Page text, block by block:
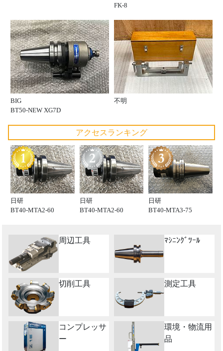
FK-8
BIG
BT50-NEW XG7D
不明
アクセスランキング
日研
BT40-MTA2-60
日研
BT40-MTA2-60
日研
BT40-MTA3-75
周辺工具 ﾏｼﾆﾝｸﾞﾂｰﾙ
切削工具 測定工具
コンプレッサ
ー
環境・物流用
品